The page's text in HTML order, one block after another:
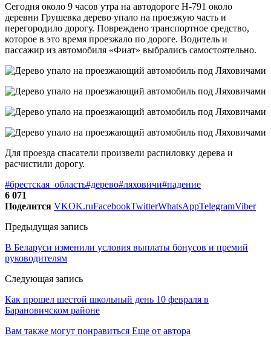
Сегодня около 9 часов утра на автодороге Н-791 около
деревни Грушевка дерево упало на проезжую часть и
перегородило дорогу. Повреждено транспортное средство,
которое в это время проезжало по дороге. Водитель и
пассажир из автомобиля «Фиат» выбрались самостоятельно.
Для проезда спасатели произвели распиловку дерева и
расчистили дорогу.
#брестская_область#дерево#ляховичи#падение
6 071
Поделится VKOK.ruFacebookTwitterWhatsAppTelegramViber
Предыдущая запись
В Беларуси изменили условия выплаты бонусов и премий
руководителям
Следующая запись
Как прошел шестой школьный день 10 февраля в
Барановичском районе
Вам также могут понравиться Еще от автора